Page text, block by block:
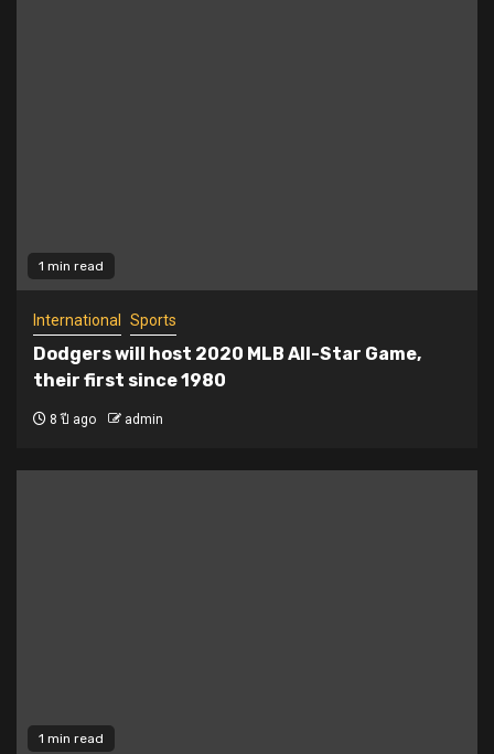
1 min read
International Sports
Dodgers will host 2020 MLB All-Star Game,
their first since 1980
8 ปี ago admin
1 min read